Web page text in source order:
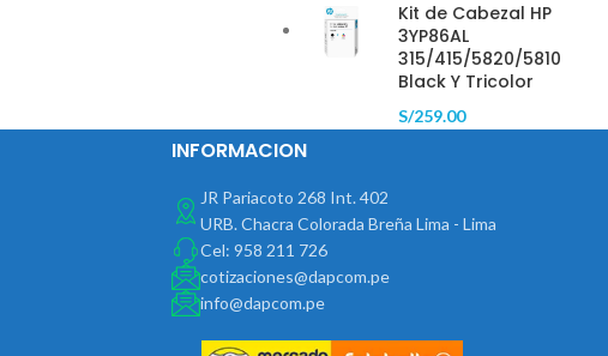
Kit de Cabezal HP
3YP86AL
315/415/5820/5810
Black Y Tricolor
S/259.00
INFORMACION
JR Pariacoto 268 Int. 402
URB. Chacra Colorada Breña Lima - Lima
Cel: 958 211 726
cotizaciones@dapcom.pe
info@dapcom.pe